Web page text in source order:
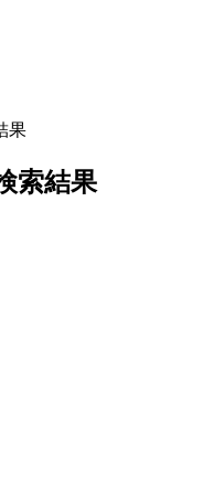
果
索結果